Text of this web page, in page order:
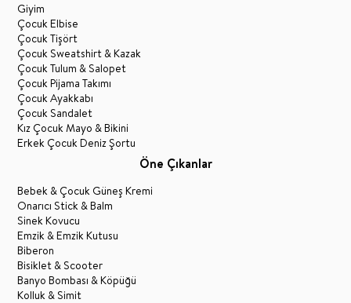
Giyim
Çocuk Elbise
Çocuk Tişört
Çocuk Sweatshirt & Kazak
Çocuk Tulum & Salopet
Çocuk Pijama Takımı
Çocuk Ayakkabı
Çocuk Sandalet
Kız Çocuk Mayo & Bikini
Erkek Çocuk Deniz Şortu
Öne Çıkanlar
Bebek & Çocuk Güneş Kremi
Onarıcı Stick & Balm
Sinek Kovucu
Emzik & Emzik Kutusu
Biberon
Bisiklet & Scooter
Banyo Bombası & Köpüğü
Kolluk & Simit